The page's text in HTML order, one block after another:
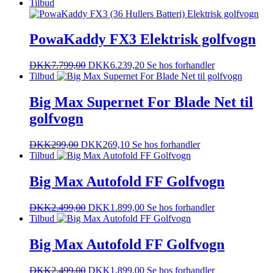
Tilbud
PowaKaddy FX3 Elektrisk golfvogn
DKK7.799,00 DKK6.239,20 Se hos forhandler
Tilbud
Big Max Supernet For Blade Net til
golfvogn
DKK299,00 DKK269,10 Se hos forhandler
Tilbud
Big Max Autofold FF Golfvogn
DKK2.499,00 DKK1.899,00 Se hos forhandler
Tilbud
Big Max Autofold FF Golfvogn
DKK2.499,00 DKK1.899,00 Se hos forhandler